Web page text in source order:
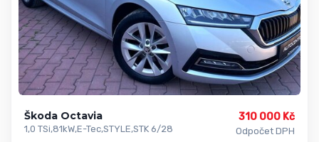
Škoda Octavia
1,0 TSi,81kW,E-Tec,STYLE,STK 6/28
310 000 Kč
Odpočet DPH